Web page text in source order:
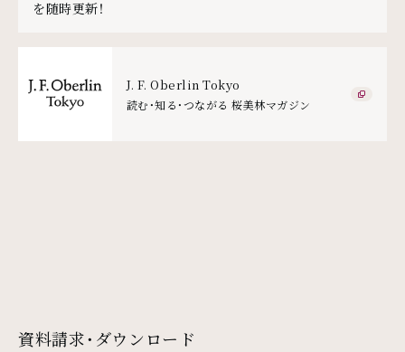
を随時更新！
J. F. Oberlin Tokyo
読む・知る・つながる 桜美林マガジン
資料請求・ダウンロード